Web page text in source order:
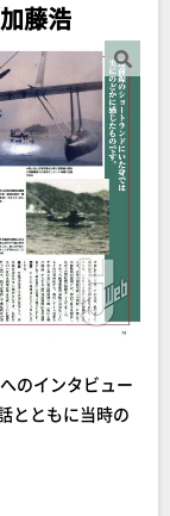
藤浩
のインタビュー
とともに当時の